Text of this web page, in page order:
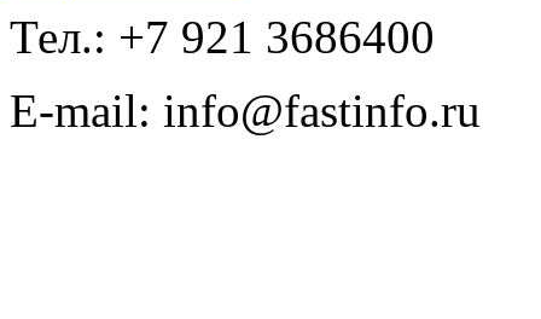
Тел.: +7 921 3686400
E-mail: info@fastinfo.ru